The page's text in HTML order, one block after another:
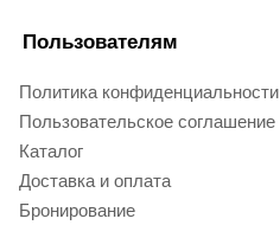
Пользователям
Политика конфиденциальности
Пользовательское соглашение
Каталог
Доставка и оплата
Бронирование